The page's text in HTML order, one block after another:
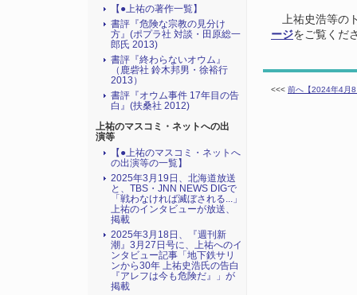
上祐史浩等の
ージをご覧くだ
<<< 前へ【2024年4月
【●上祐の著作一覧】
書評『危険な宗教の見分け
方』(ポプラ社 対談・田原総一
郎氏 2013)
書評『終わらないオウム』
（鹿砦社 鈴木邦男・徐裕行
2013）
書評『オウム事件 17年目の告
白』(扶桑社 2012)
上祐のマスコミ・ネットへの出
演等
【●上祐のマスコミ・ネットへ
の出演等の一覧】
2025年3月19日、北海道放送
と、TBS・JNN NEWS DIGで
「戦わなければ滅ぼされる...」
上祐のインタビューが放送、
掲載
2025年3月18日、『週刊新
潮』3月27日号に、上祐へのイ
ンタビュー記事「地下鉄サリ
ンから30年 上祐史浩氏の告白
『アレフは今も危険だ』」が
掲載